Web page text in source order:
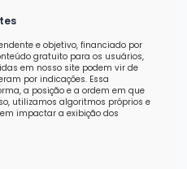
e objetivo, financiado por
gratuito para os usuários,
em nosso site podem vir de
por indicações. Essa
a posição e a ordem em que
utilizamos algoritmos próprios e
impactar a exibição dos